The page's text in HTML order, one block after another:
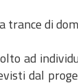
trance di
ad
dal